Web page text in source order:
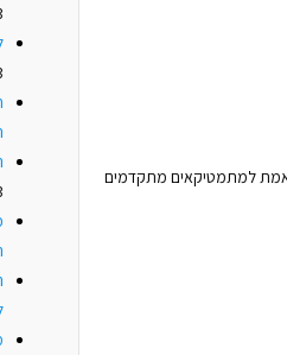
באמת למתמטיקאים מתקדמים